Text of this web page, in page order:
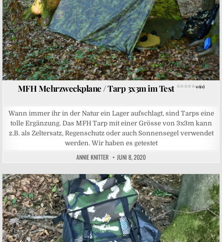
MFH Mehrzweckplane / Tarp 3x3m im Test 0 (0)
Wann immer ihr in der Natur ein Lager aufschlagt, sind Tarps eine
tolle Ergänzung. Das MFH Tarp mit einer Grösse von 3x3m kann
z.B. als Zeltersatz, Regenschutz oder auch Sonnensegel verwendet
werden. Wir haben es getestet
ANNIE KNITTER JUNI 8, 2020
Posted in